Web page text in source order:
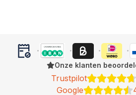
Onze klanten
Trustpilot
Google